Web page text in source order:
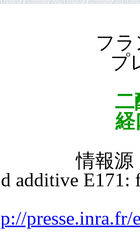
フ
プ
二
経
情報源
additive E171:
presse.inra.fr/